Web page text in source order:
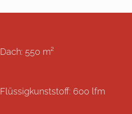
Dach: 550 m²
Flüssigkunststoff: 600 lfm